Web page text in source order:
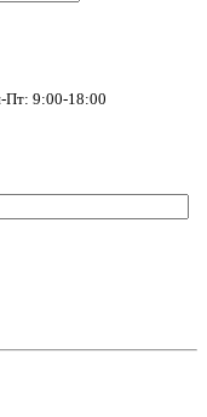
Пт: 9:00-18:00